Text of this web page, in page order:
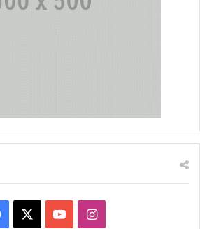
Facebook YouTubeInstagram